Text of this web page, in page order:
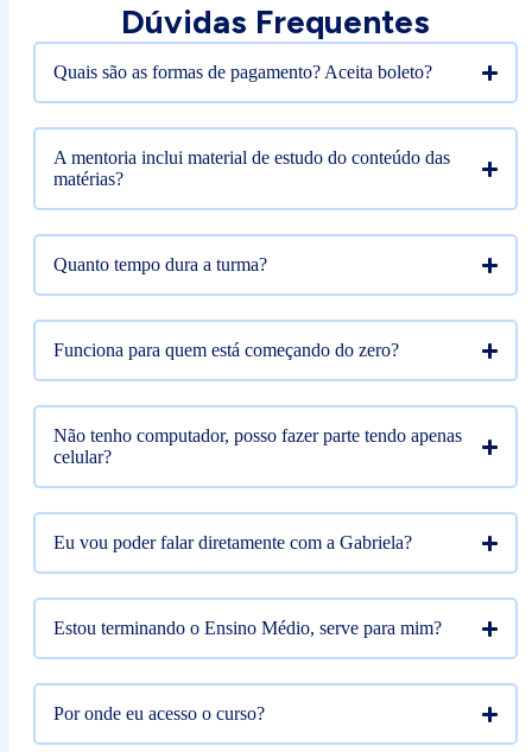
Dúvidas Frequentes
Quais são as formas de pagamento? Aceita boleto?
A mentoria inclui material de estudo do conteúdo das
matérias?
Quanto tempo dura a turma?
Funciona para quem está começando do zero?
Não tenho computador, posso fazer parte tendo apenas
celular?
Eu vou poder falar diretamente com a Gabriela?
Estou terminando o Ensino Médio, serve para mim?
Por onde eu acesso o curso?